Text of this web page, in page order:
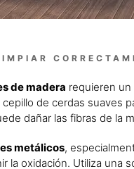
de madera requieren un
de cerdas suaves
dañar las fibras de la
metálicos,
la oxidación. Utiliza una